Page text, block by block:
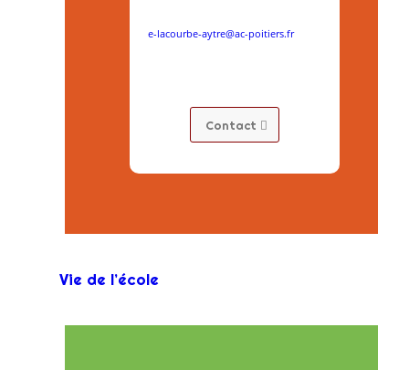
e-lacourbe-aytre@ac-poitiers.fr
Contact
Vie de l’école